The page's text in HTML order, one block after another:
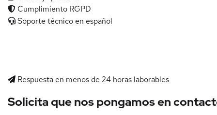
Cumplimiento RGPD
Soporte técnico en español
Respuesta en menos de 24 horas laborables
Solicita que nos pongamos en